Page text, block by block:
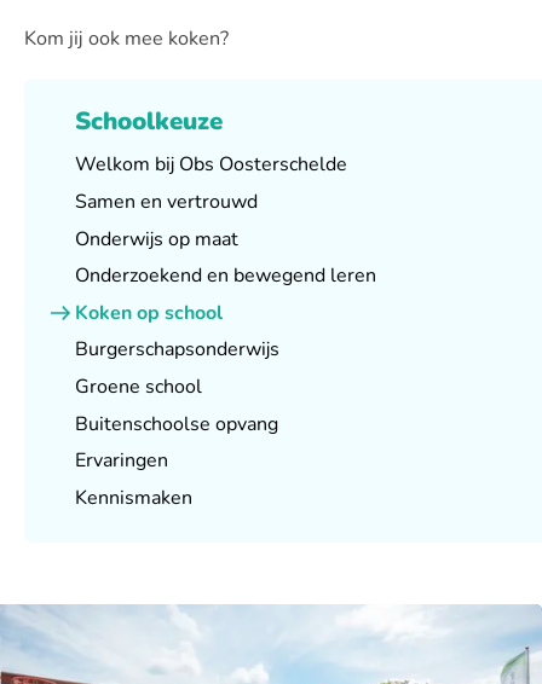
Kom jij ook mee koken?
Schoolkeuze
Welkom bij Obs Oosterschelde
Samen en vertrouwd
Onderwijs op maat
Onderzoekend en bewegend leren
Koken op school
Burgerschapsonderwijs
Groene school
Buitenschoolse opvang
Ervaringen
Kennismaken